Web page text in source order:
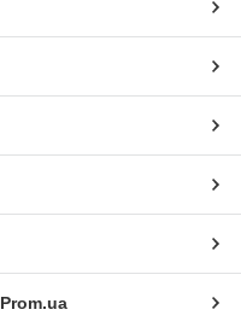
Prom.ua